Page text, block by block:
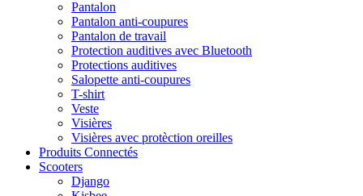
Pantalon
Pantalon anti-coupures
Pantalon de travail
Protection auditives avec Bluetooth
Protections auditives
Salopette anti-coupures
T-shirt
Veste
Visières
Visières avec protèction oreilles
Produits Connectés
Scooters
Django